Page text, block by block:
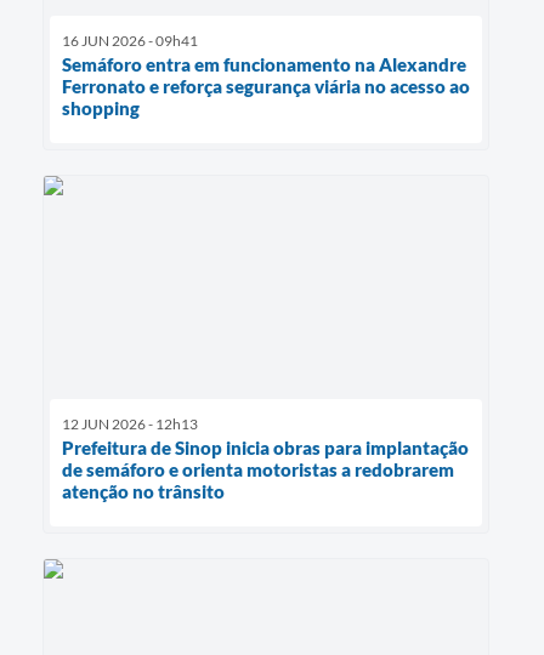
16 JUN 2026 - 09h41
Semáforo entra em funcionamento na Alexandre
Ferronato e reforça segurança viária no acesso ao
shopping
12 JUN 2026 - 12h13
Prefeitura de Sinop inicia obras para implantação
de semáforo e orienta motoristas a redobrarem
atenção no trânsito